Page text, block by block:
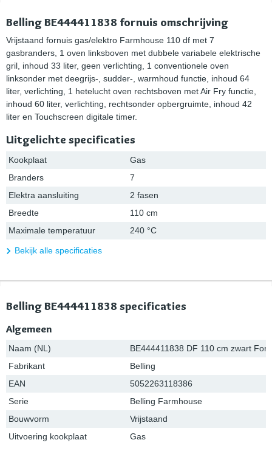
Belling BE444411838 fornuis omschrijving
Vrijstaand fornuis gas/elektro Farmhouse 110 df met 7
gasbranders, 1 oven linksboven met dubbele variabele elektrische
gril, inhoud 33 liter, geen verlichting, 1 conventionele oven
linksonder met deegrijs-, sudder-, warmhoud functie, inhoud 64
liter, verlichting, 1 hetelucht oven rechtsboven met Air Fry functie,
inhoud 60 liter, verlichting, rechtsonder opbergruimte, inhoud 42
liter en Touchscreen digitale timer.
Uitgelichte specificaties
Kookplaat
Gas
Branders
7
Elektra aansluiting
2 fasen
Breedte
110 cm
Maximale temperatuur
240 °C
Bekijk alle specificaties
Belling BE444411838 specificaties
Algemeen
Naam (NL)
BE444411838 DF 110 cm zwart
Fabrikant
Belling
EAN
5052263118386
Serie
Belling Farmhouse
Bouwvorm
Vrijstaand
Uitvoering kookplaat
Gas